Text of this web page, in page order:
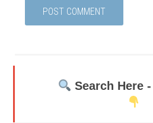
Search Here -